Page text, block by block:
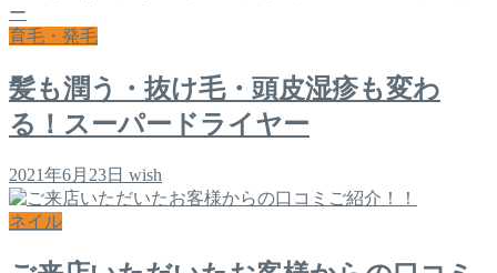
育毛・発毛
髪も潤う・抜け毛・頭皮湿疹も変わ
る！スーパードライヤー
2021年6月23日 wish
ネイル